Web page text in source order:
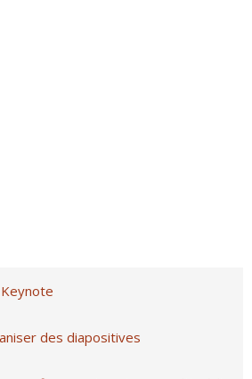
des diapositives